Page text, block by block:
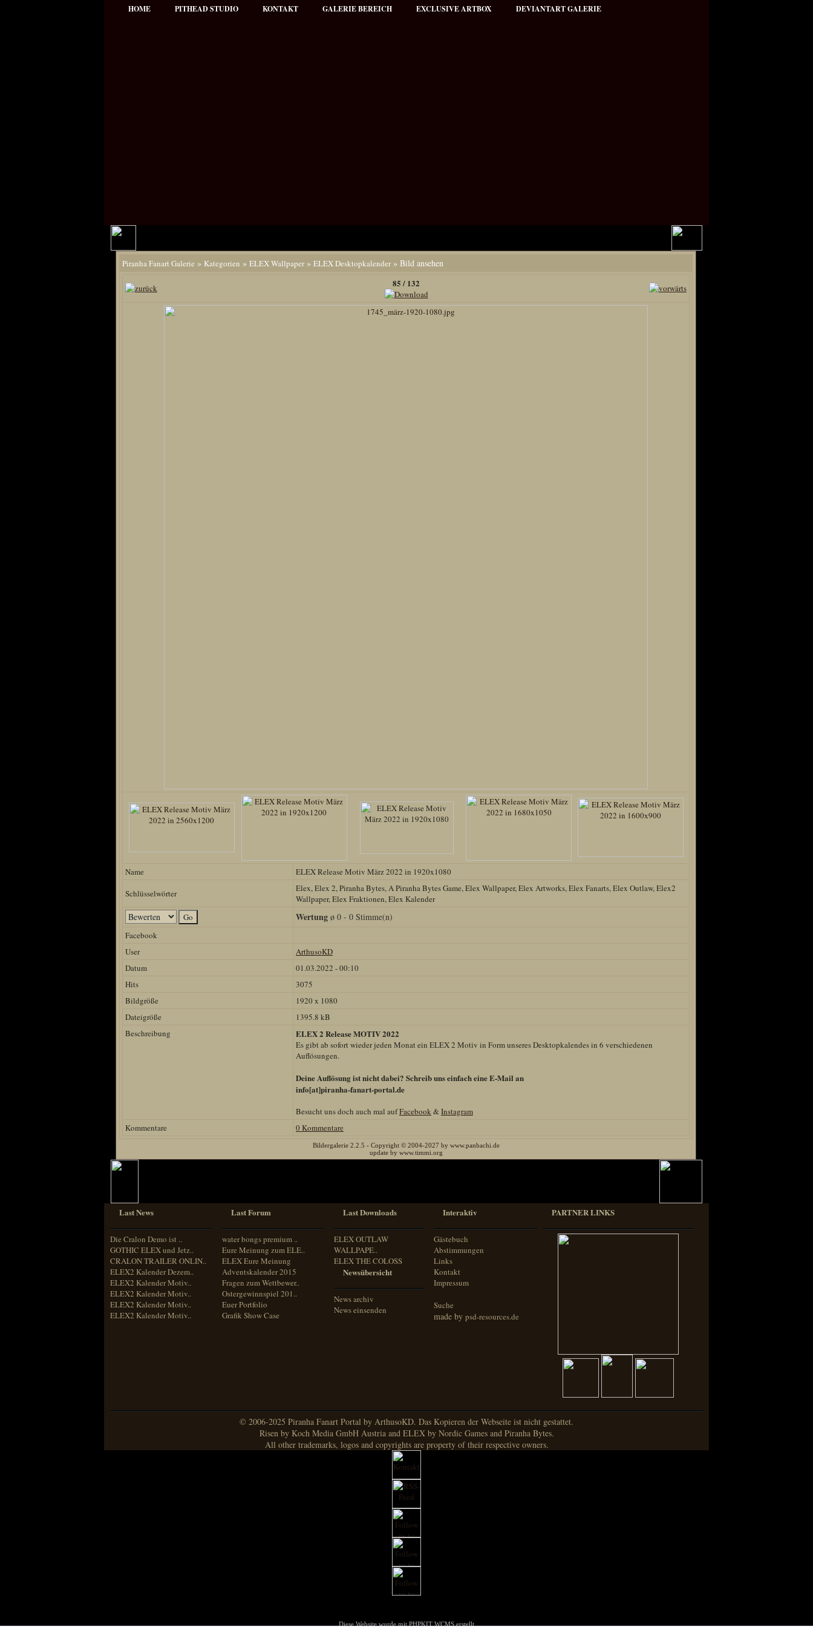
HOME PITHEAD STUDIO KONTAKT GALERIE BEREICH EXCLUSIVE ARTBOX DEVIANTART GALERIE
Piranha Fanart Galerie » Kategorien » ELEX Wallpaper» ELEX Desktopkalender» Bild ansehen
85 / 132
Name
ELEX Release Motiv März 2022 in 1920x1080
Schlüsselwörter
Elex, Elex 2, Piranha Bytes, A Piranha Bytes Game, Elex Wallpaper, Elex Artworks, Elex Fanarts, Elex Outlaw, Elex2
Wallpaper, Elex Fraktionen, Elex Kalender
Wertung ø 0 - 0 Stimme(n)
Facebook
User
ArthusoKD
Datum
01.03.2022 - 00:10
Hits
3075
Bildgröße
1920 x 1080
Dateigröße
1395.8 kB
Beschreibung
ELEX 2 Release MOTIV 2022
Es gibt ab sofort wieder jeden Monat ein ELEX 2 Motiv in Form unseres Desktopkalendes in 6 verschiedenen
Auflösungen.
Deine Auflösung ist nicht dabei? Schreib uns einfach eine E-Mail an
info[at]piranha-fanart-portal.de
Besucht uns doch auch mal aufFacebook &Instagram
Kommentare
0 Kommentare
Bildergalerie 2.2.5 - Copyright © 2004-2027 by www.panbachi.de
update by www.timmi.org
Last News
Die Cralon Demo ist ..
GOTHIC ELEX und Jetz..
CRALON TRAILER ONLIN..
ELEX2 Kalender Dezem..
ELEX2 Kalender Motiv..
ELEX2 Kalender Motiv..
ELEX2 Kalender Motiv..
ELEX2 Kalender Motiv..
Last Forum
water bongs premium ..
Eure Meinung zum ELE..
ELEX Eure Meinung
Adventskalender 2015
Fragen zum Wettbewer..
Ostergewinnspiel 201..
Euer Portfolio
Grafik Show Case
Last Downloads
ELEX OUTLAW
WALLPAPE..
ELEX THE COLOSS
Newsübersicht
News archiv
News einsenden
Interaktiv
Gästebuch
Abstimmungen
Links
Kontakt
Impressum
Suche
made by psd-resources.de
PARTNER LINKS
© 2006-2025 Piranha Fanart Portal by ArthusoKD. Das Kopieren der Webseite ist nicht gestattet.
Risen by Koch Media GmbH Austria and ELEX by Nordic Games and Piranha Bytes.
All other trademarks, logos and copyrights are property of their respective owners.
Diese Website wurde mit PHPKIT WCMS erstellt